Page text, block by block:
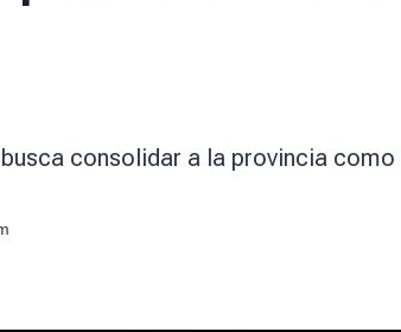
consolidar a la provincia